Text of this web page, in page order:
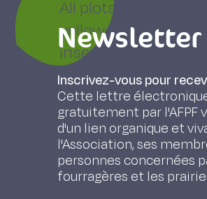
All plots were sown
yellow-coloured
insects were
The sucking insects
and bugs of the
nearly as numerous
following years,
sowing year, as the
contaminated by
Newsletter
Inscrivez-vous pour
Cette lettre
gratuitement par l'AFPF
d'un lien organique et
l'Association, ses
personnes concernées
fourragères et les